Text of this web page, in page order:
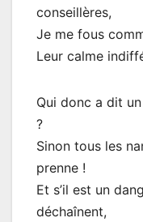
conseillères,
Je me fous
Leur calme
Qui donc a dit
?
Sinon tous les
prenne !
Et s’il est un
déchaînent,